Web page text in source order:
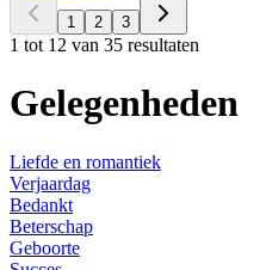
1 2 3
1 tot 12 van 35 resultaten
Gelegenheden
Liefde en romantiek
Verjaardag
Bedankt
Beterschap
Geboorte